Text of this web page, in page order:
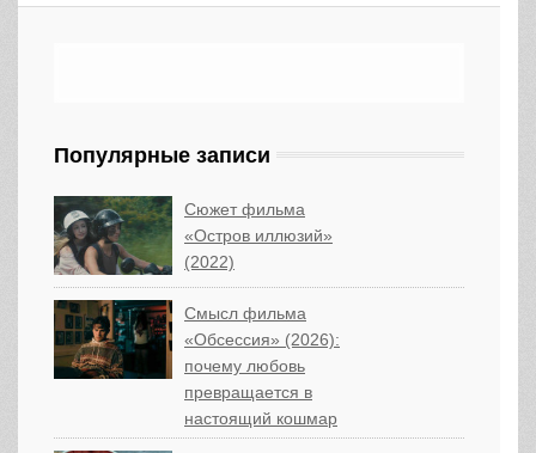
Популярные записи
Сюжет фильма
«Остров иллюзий»
(2022)
Смысл фильма
«Обсессия» (2026):
почему любовь
превращается в
настоящий кошмар